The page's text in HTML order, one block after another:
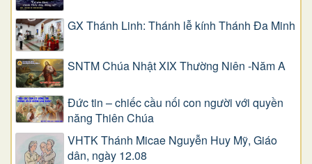
GX Thánh Linh: Thánh lễ kính Thánh Đa Minh
SNTM Chúa Nhật XIX Thường Niên -Năm A
Đức tin – chiếc cầu nối con người với quyền
năng Thiên Chúa
VHTK Thánh Micae Nguyễn Huy Mỹ, Giáo
dân, ngày 12.08